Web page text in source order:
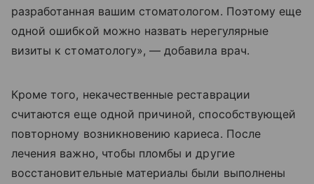
разработанная вашим стоматологом. Поэтому еще
одной ошибкой можно назвать нерегулярные
визиты к стоматологу», — добавила врач.
Кроме того, некачественные реставрации
считаются еще одной причиной, способствующей
повторному возникновению кариеса. После
лечения важно, чтобы пломбы и другие
восстановительные материалы были выполнены